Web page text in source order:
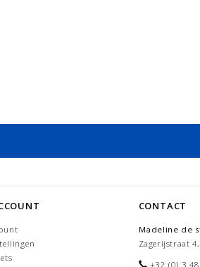
CONTACT
Madeline de
Zagerijstraat
+32 (0) 3